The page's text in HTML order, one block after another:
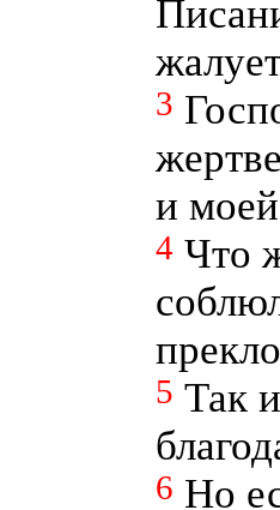
3
и
4 Что
5 Так
6 Но